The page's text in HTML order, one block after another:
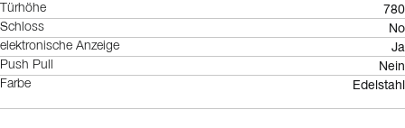
Türhöhe 780
Schloss No
elektronische Anzeige Ja
Push Pull Nein
Farbe Edelstahl